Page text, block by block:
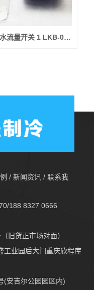
科龙水流量开关 1 LKB-01（把式流量计、）
/ 新闻资讯 / 联系我
188 8327 0666
旧货正市场对面）
工业园后大门重庆欣程库
(安吉尔公园园区内)